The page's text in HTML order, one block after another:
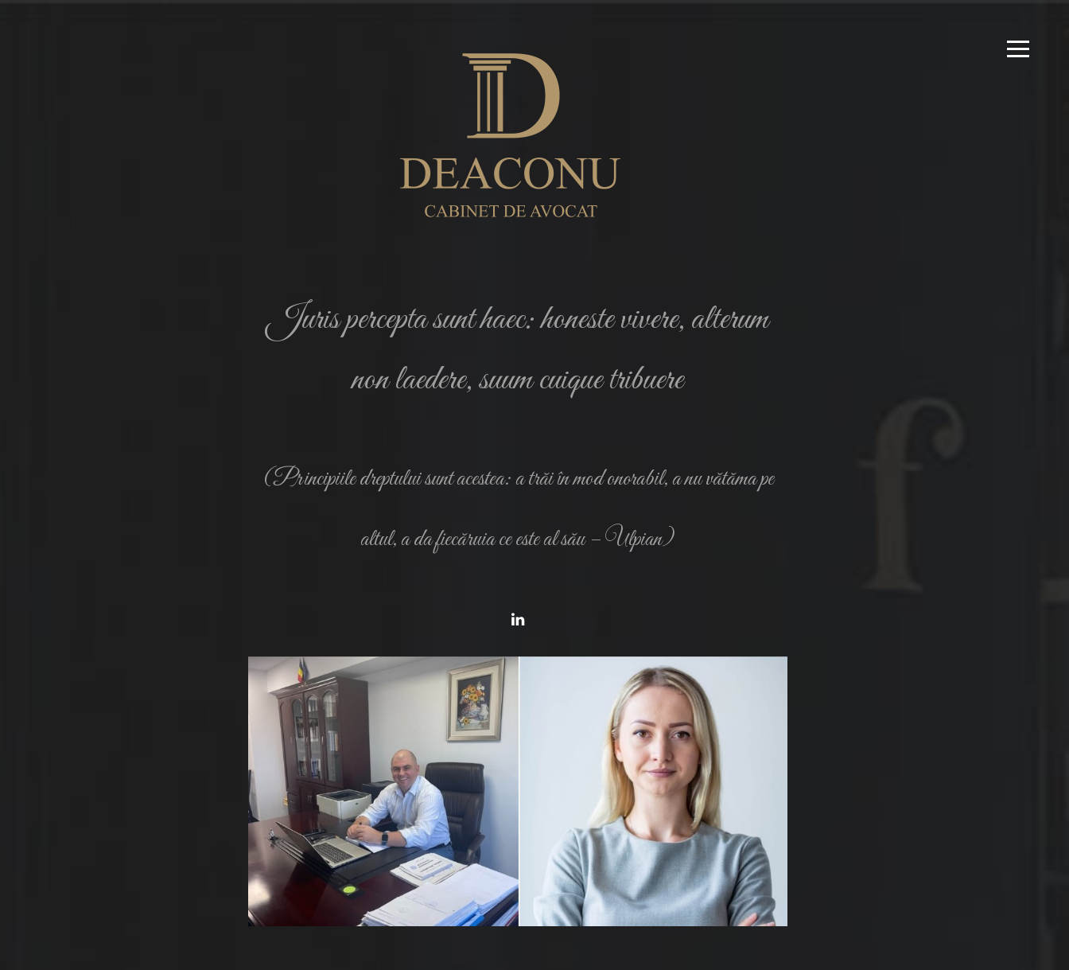
Juris percepta sunt haec: honeste vivere, alterum
non laedere, suum cuique tribuere
(Principiile dreptului sunt acestea: a trăi în mod onorabil, a nu vătăma pe
altul, a da fiecăruia ce este al său – Ulpian)